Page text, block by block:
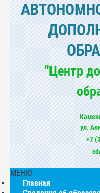
"Центр
ул.
+7
МЕНЮ
Главная